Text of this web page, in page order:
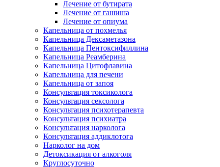
Лечение от бутирата
Лечение от гашиша
Лечение от опиума
Капельница от похмелья
Капельница Дексаметазона
Капельница Пентоксифиллина
Капельница Реамберина
Капельница Цитофлавина
Капельница для печени
Капельница от запоя
Консультация токсиколога
Консультация сексолога
Консультация психотерапевта
Консультация психиатра
Консультация нарколога
Консультация аддиклотога
Нарколог на дом
Детоксикация от алкоголя
Круглосуточно